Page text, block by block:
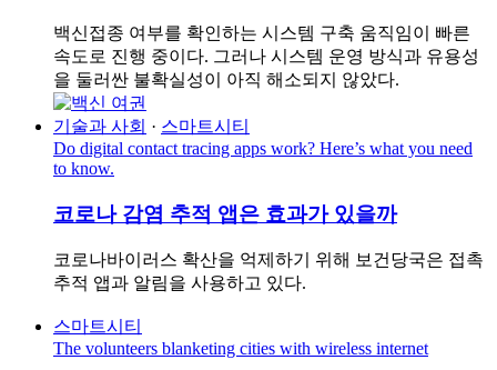
백신접종 여부를 확인하는 시스템 구축 움직임이 빠른
속도로 진행 중이다. 그러나 시스템 운영 방식과 유용성
을 둘러싼 불확실성이 아직 해소되지 않았다.
기술과 사회 · 스마트시티
Do digital contact tracing apps work? Here’s what you need
to know.
코로나 감염 추적 앱은 효과가 있을까
코로나바이러스 확산을 억제하기 위해 보건당국은 접촉
추적 앱과 알림을 사용하고 있다.
스마트시티
The volunteers blanketing cities with wireless internet